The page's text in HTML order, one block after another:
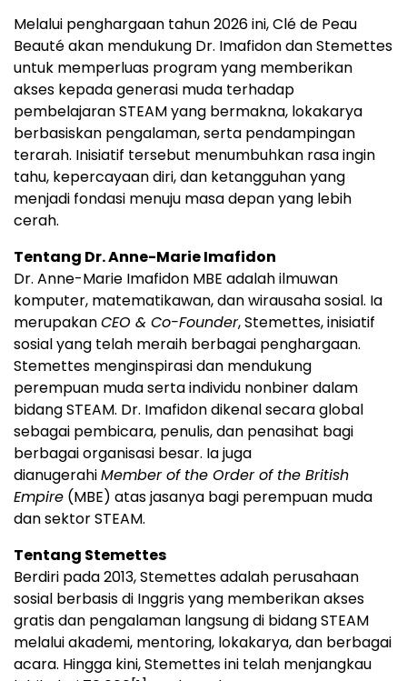
Melalui penghargaan tahun 2026 ini, Clé de Peau
Beauté akan mendukung Dr. Imafidon dan Stemettes
untuk memperluas program yang memberikan
akses kepada generasi muda terhadap
pembelajaran STEAM yang bermakna, lokakarya
berbasiskan pengalaman, serta pendampingan
terarah. Inisiatif tersebut menumbuhkan rasa ingin
tahu, kepercayaan diri, dan ketangguhan yang
menjadi fondasi menuju masa depan yang lebih
cerah.
Tentang Dr. Anne-Marie Imafidon
Dr. Anne-Marie Imafidon MBE adalah ilmuwan
komputer, matematikawan, dan wirausaha sosial. Ia
merupakanCEO & Co-Founder, Stemettes, inisiatif
sosial yang telah meraih berbagai penghargaan.
Stemettes menginspirasi dan mendukung
perempuan muda serta individu nonbiner dalam
bidang STEAM. Dr. Imafidon dikenal secara global
sebagai pembicara, penulis, dan penasihat bagi
berbagai organisasi besar. Ia juga
dianugerahiMember of the Order of the British
Empire (MBE) atas jasanya bagi perempuan muda
dan sektor STEAM.
Tentang Stemettes
Berdiri pada 2013, Stemettes adalah perusahaan
sosial berbasis di Inggris yang memberikan akses
gratis dan pengalaman langsung di bidang STEAM
melalui akademi, mentoring, lokakarya, dan berbagai
acara. Hingga kini, Stemettes ini telah menjangkau